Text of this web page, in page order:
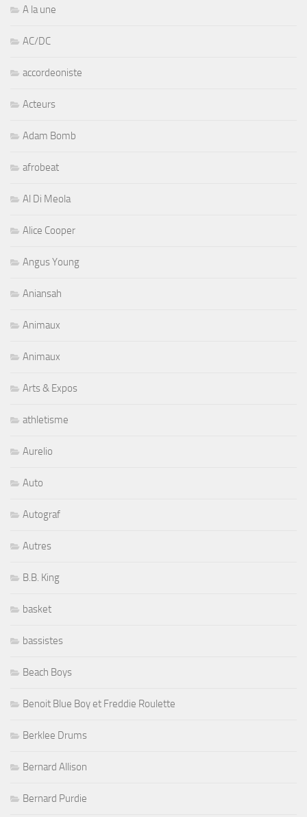
A la une
AC/DC
accordeoniste
Acteurs
Adam Bomb
afrobeat
Al Di Meola
Alice Cooper
Angus Young
Aniansah
Animaux
Animaux
Arts & Expos
athletisme
Aurelio
Auto
Autograf
Autres
B.B. King
basket
bassistes
Beach Boys
Benoit Blue Boy et Freddie Roulette
Berklee Drums
Bernard Allison
Bernard Purdie